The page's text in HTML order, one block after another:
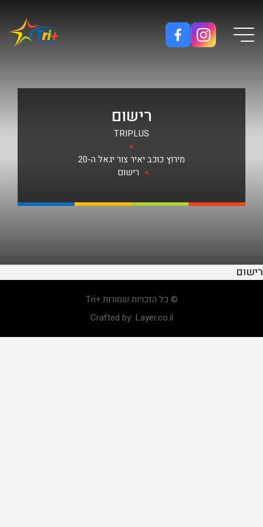
Button used only for devices with a small screen
רישום
TRIPLUS
>
מירוץ כוכב יאיר צור יגאל ה-20
> רישום
רישום
© כל הזכויות שמורות +Tri
Crafted by: Layer.co.il